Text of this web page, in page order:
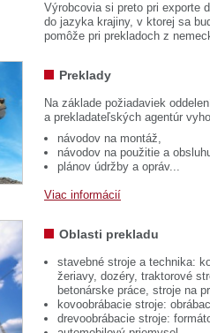
Výrobcovia si preto pri exporte
do jazyka krajiny, v ktorej sa
pomôže pri prekladoch z
Preklady
Na základe požiadaviek
a prekladateľských agentúr
návodov na montáž,
návodov na použitie a
plánov údržby a opráv...
Viac informácií
Oblasti prekladu
stavebné stroje a technika:
žeriavy, dozéry, traktorové
betonárske práce, stroje na
kovoobrábacie stroje:
drevoobrábacie stroje: